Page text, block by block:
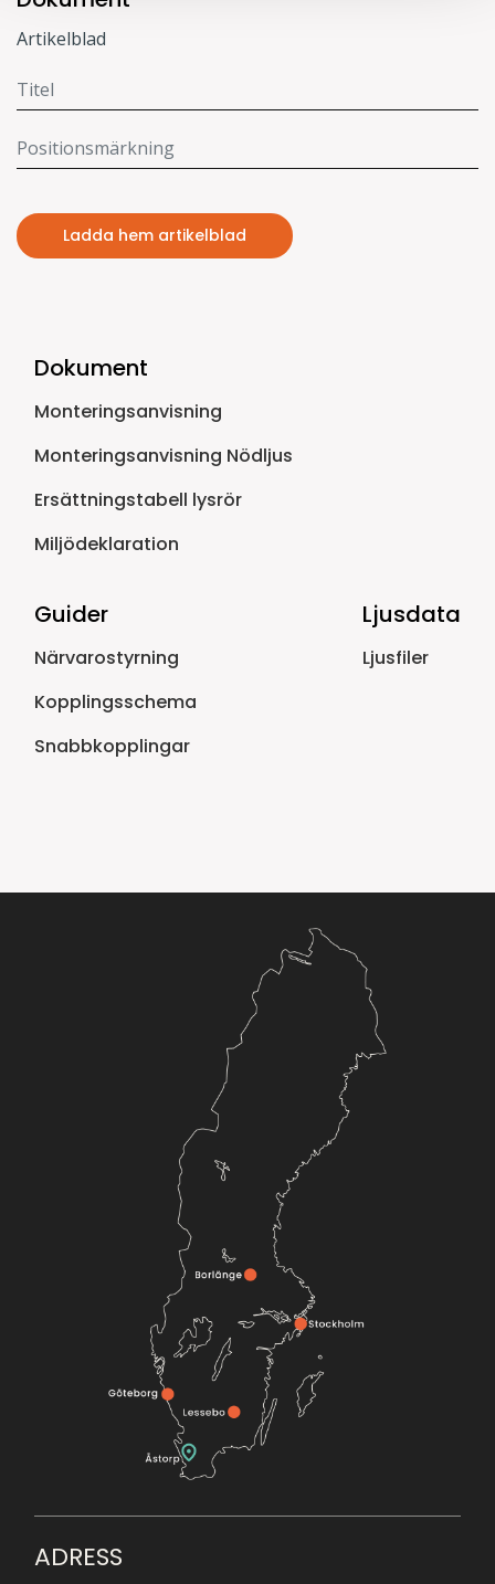
Artikelblad
Ladda hem artikelblad
Dokument
Monteringsanvisning
Monteringsanvisning Nödljus
Ersättningstabell lysrör
Miljödeklaration
Guider
Närvarostyrning
Kopplingsschema
Snabbkopplingar
Ljusdata
Ljusfiler
ADRESS